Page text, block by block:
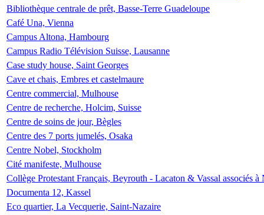
Bibliothèque centrale de prêt, Basse-Terre Guadeloupe
Café Una, Vienna
Campus Altona, Hambourg
Campus Radio Télévision Suisse, Lausanne
Case study house, Saint Georges
Cave et chais, Embres et castelmaure
Centre commercial, Mulhouse
Centre de recherche, Holcim, Suisse
Centre de soins de jour, Bègles
Centre des 7 ports jumelés, Osaka
Centre Nobel, Stockholm
Cité manifeste, Mulhouse
Collège Protestant Français, Beyrouth - Lacaton & Vassal associés
Documenta 12, Kassel
Eco quartier, La Vecquerie, Saint-Nazaire